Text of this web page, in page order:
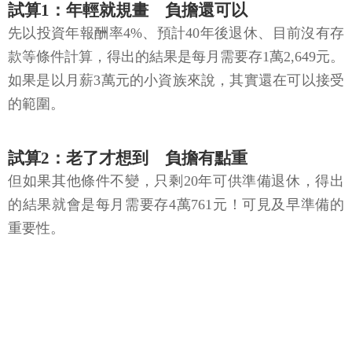
試算1：年輕就規畫 負擔還可以
先以投資年報酬率4%、預計40年後退休、目前沒有存
款等條件計算，得出的結果是每月需要存1萬2,649元。
如果是以月薪3萬元的小資族來說，其實還在可以接受
的範圍。
試算2：老了才想到 負擔有點重
但如果其他條件不變，只剩20年可供準備退休，得出
的結果就會是每月需要存4萬761元！可見及早準備的
重要性。